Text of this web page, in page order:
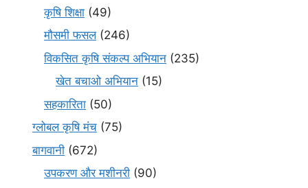
कृषि शिक्षा (49)
मौसमी फसल(246)
विकसित कृषि संकल्प अभियान (235)
खेत बचाओ अभियान (15)
सहकारिता (50)
ग्लोबल कृषि मंच (75)
बागवानी (672)
उपकरण और मशीनरी (90)